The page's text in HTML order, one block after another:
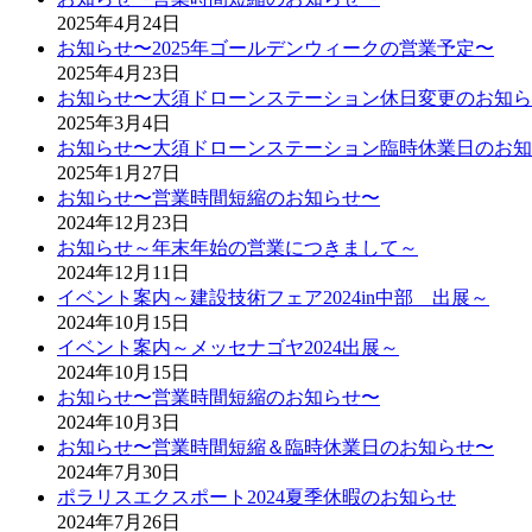
2025年4月24日
お知らせ〜2025年ゴールデンウィークの営業予定〜
2025年4月23日
お知らせ〜大須ドローンステーション休日変更のお知
2025年3月4日
お知らせ〜大須ドローンステーション臨時休業日のお
2025年1月27日
お知らせ〜営業時間短縮のお知らせ〜
2024年12月23日
お知らせ～年末年始の営業につきまして～
2024年12月11日
イベント案内～建設技術フェア2024in中部 出展～
2024年10月15日
イベント案内～メッセナゴヤ2024出展～
2024年10月15日
お知らせ〜営業時間短縮のお知らせ〜
2024年10月3日
お知らせ〜営業時間短縮＆臨時休業日のお知らせ〜
2024年7月30日
ポラリスエクスポート2024夏季休暇のお知らせ
2024年7月26日